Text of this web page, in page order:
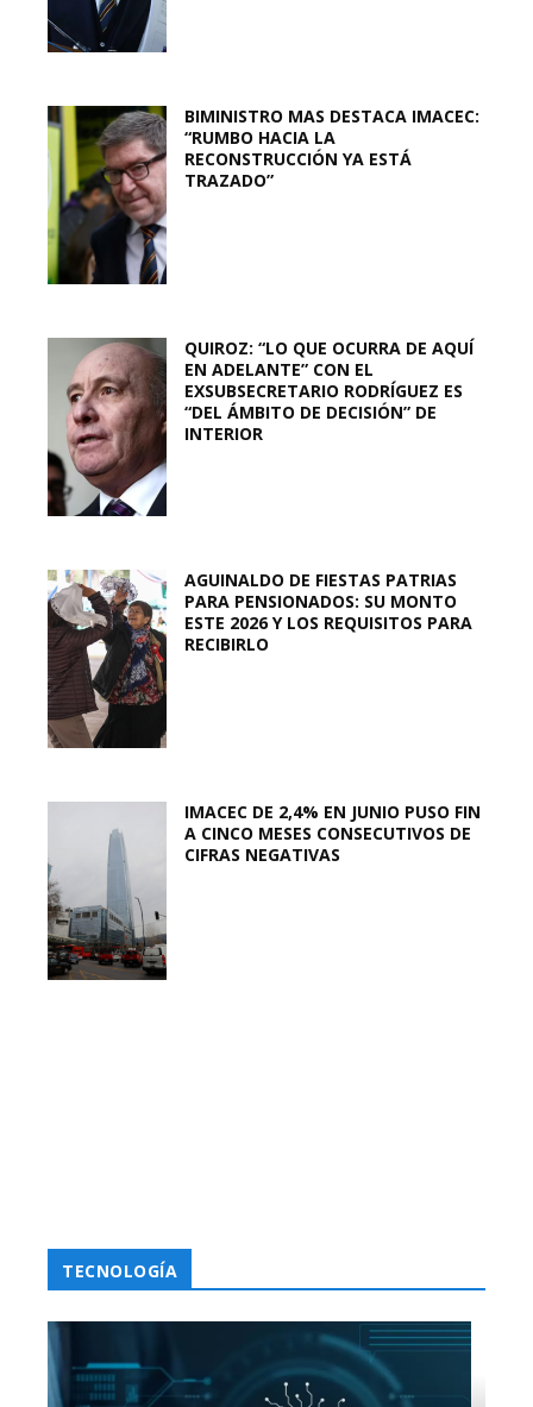
BIMINISTRO MAS DESTACA IMACEC:
“RUMBO HACIA LA
RECONSTRUCCIÓN YA ESTÁ
TRAZADO”
QUIROZ: “LO QUE OCURRA DE AQUÍ
EN ADELANTE” CON EL
EXSUBSECRETARIO RODRÍGUEZ ES
“DEL ÁMBITO DE DECISIÓN” DE
INTERIOR
AGUINALDO DE FIESTAS PATRIAS
PARA PENSIONADOS: SU MONTO
ESTE 2026 Y LOS REQUISITOS PARA
RECIBIRLO
IMACEC DE 2,4% EN JUNIO PUSO FIN
A CINCO MESES CONSECUTIVOS DE
CIFRAS NEGATIVAS
TECNOLOGÍA